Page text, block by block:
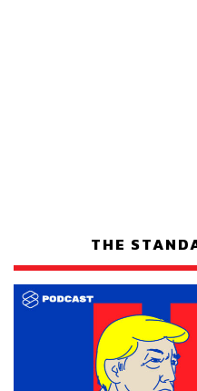
THE